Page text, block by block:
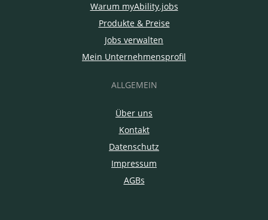
Warum myAbility.jobs
Produkte & Preise
Jobs verwalten
Mein Unternehmensprofil
ALLGEMEIN
Über uns
Kontakt
Datenschutz
Impressum
AGBs